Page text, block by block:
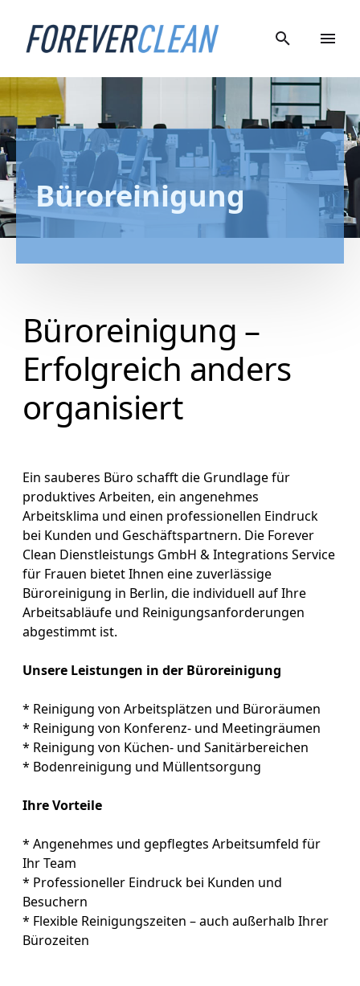
Büroreinigung
Büroreinigung –
Erfolgreich anders
organisiert
Ein sauberes Büro schafft die Grundlage für
produktives Arbeiten, ein angenehmes
Arbeitsklima und einen professionellen Eindruck
bei Kunden und Geschäftspartnern. Die Forever
Clean Dienstleistungs GmbH & Integrations Service
für Frauen bietet Ihnen eine zuverlässige
Büroreinigung in Berlin, die individuell auf Ihre
Arbeitsabläufe und Reinigungsanforderungen
abgestimmt ist.
Unsere Leistungen in der Büroreinigung
* Reinigung von Arbeitsplätzen und Büroräumen
* Reinigung von Konferenz- und Meetingräumen
* Reinigung von Küchen- und Sanitärbereichen
* Bodenreinigung und Müllentsorgung
Ihre Vorteile
* Angenehmes und gepflegtes Arbeitsumfeld für
Ihr Team
* Professioneller Eindruck bei Kunden und
Besuchern
* Flexible Reinigungszeiten – auch außerhalb Ihrer
Bürozeiten